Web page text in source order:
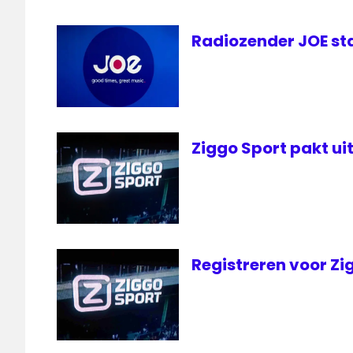
Radiozender JOE
Ziggo Sport pakt
Registreren voor